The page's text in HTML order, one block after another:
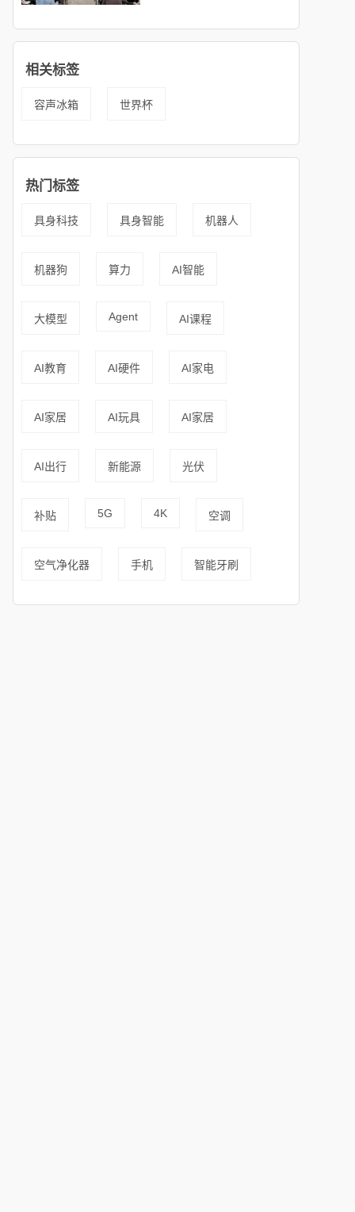
相关标签
容声冰箱 世界杯
热门标签
具身科技 具身智能 机器人
机器狗 算力 AI智能
大模型 Agent AI课程
AI教育 AI硬件 AI家电
AI家居 AI玩具 AI家居
AI出行 新能源 光伏
补贴 5G 4K 空调
空气净化器 手机 智能牙刷